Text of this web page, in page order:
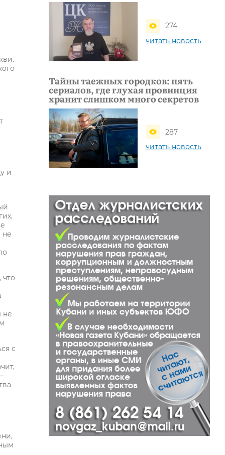
и
не
что
не
с
274
читать новость
Тайны таежных городков: пять
сериалов, где глухая провинция
хранит слишком много секретов
287
читать новость